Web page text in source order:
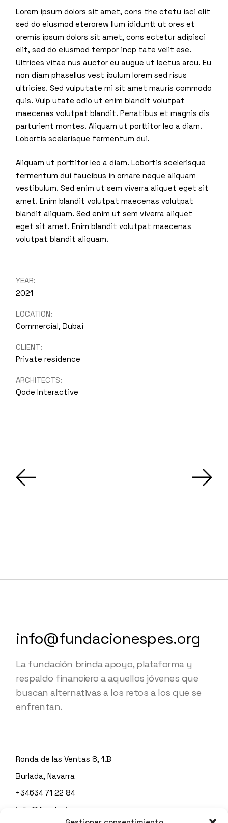
Lorem ipsum dolors sit amet, cons the ctetu isci elit
sed do eiusmod eterorew llum ididuntt ut ores et
oremis ipsum dolors sit amet, cons ectetur adipisci
elit, sed do eiusmod tempor incp tate velit ese.
Ultrices vitae nus auctor eu augue ut lectus arcu. Eu
non diam phasellus vest ibulum lorem sed risus
ultricies. Sed vulputate mi sit amet mauris commodo
quis. Vulp utate odio ut enim blandit volutpat
maecenas volutpat blandit. Penatibus et magnis dis
parturient montes. Aliquam ut porttitor leo a diam.
Lobortis scelerisque fermentum dui.
Aliquam ut porttitor leo a diam. Lobortis scelerisque
fermentum dui faucibus in ornare neque aliquam
vestibulum. Sed enim ut sem viverra aliquet eget sit
amet. Enim blandit volutpat maecenas volutpat
blandit aliquam. Sed enim ut sem viverra aliquet
eget sit amet. Enim blandit volutpat maecenas
volutpat blandit aliquam.
YEAR:
2021
LOCATION:
Commercial, Dubai
CLIENT:
Private residence
ARCHITECTS:
Qode Interactive
info@fundacionespes.org
La fundación brinda apoyo, plataforma y
respaldo financiero a aquellos jóvenes que
buscan alternativas a los retos a los que se
enfrentan.
Ronda de las Ventas 8, 1.B
Burlada, Navarra
+34634 71 22 84
info@fundacionespes.org